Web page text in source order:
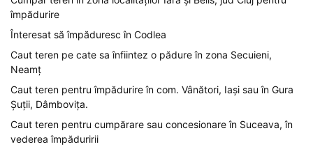
împădurire
Înteresat să împăduresc în Codlea
Caut teren pe cate sa înfiintez o pădure în zona Secuieni,
Neamț
Caut teren pentru împădurire în com. Vânători, Iași sau în Gura
Șuții, Dâmbovița.
Caut teren pentru cumpărare sau concesionare în Suceava, în
vederea împăduririi